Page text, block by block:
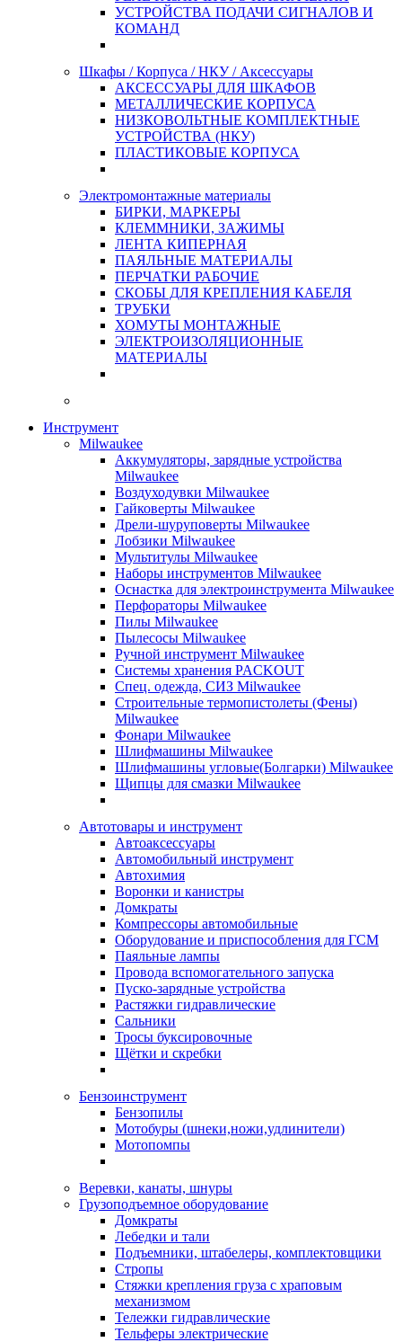
УСТРОЙСТВА ПОДАЧИ СИГНАЛОВ И
КОМАНД
Шкафы / Корпуса / НКУ / Аксессуары
АКСЕССУАРЫ ДЛЯ ШКАФОВ
МЕТАЛЛИЧЕСКИЕ КОРПУСА
НИЗКОВОЛЬТНЫЕ КОМПЛЕКТНЫЕ
УСТРОЙСТВА (НКУ)
ПЛАСТИКОВЫЕ КОРПУСА
Электромонтажные материалы
БИРКИ, МАРКЕРЫ
КЛЕММНИКИ, ЗАЖИМЫ
ЛЕНТА КИПЕРНАЯ
ПАЯЛЬНЫЕ МАТЕРИАЛЫ
ПЕРЧАТКИ РАБОЧИЕ
СКОБЫ ДЛЯ КРЕПЛЕНИЯ КАБЕЛЯ
ТРУБКИ
ХОМУТЫ МОНТАЖНЫЕ
ЭЛЕКТРОИЗОЛЯЦИОННЫЕ
МАТЕРИАЛЫ
Инструмент
Milwaukee
Аккумуляторы, зарядные устройства
Milwaukee
Воздуходувки Milwaukee
Гайковерты Milwaukee
Дрели-шуруповерты Milwaukee
Лобзики Milwaukee
Мультитулы Milwaukee
Наборы инструментов Milwaukee
Оснастка для электроинструмента Milwaukee
Перфораторы Milwaukee
Пилы Milwaukee
Пылесосы Milwaukee
Ручной инструмент Milwaukee
Системы хранения PACKOUT
Спец. одежда, СИЗ Milwaukee
Строительные термопистолеты (Фены)
Milwaukee
Фонари Milwaukee
Шлифмашины Milwaukee
Шлифмашины угловые(Болгарки) Milwaukee
Щипцы для смазки Milwaukee
Автотовары и инструмент
Автоаксессуары
Автомобильный инструмент
Автохимия
Воронки и канистры
Домкраты
Компрессоры автомобильные
Оборудование и приспособления для ГСМ
Паяльные лампы
Провода вспомогательного запуска
Пуско-зарядные устройства
Растяжки гидравлические
Сальники
Тросы буксировочные
Щётки и скребки
Бензоинструмент
Бензопилы
Мотобуры (шнеки,ножи,удлинители)
Мотопомпы
Веревки, канаты, шнуры
Грузоподъемное оборудование
Домкраты
Лебедки и тали
Подъемники, штабелеры, комплектовщики
Стропы
Стяжки крепления груза с храповым
механизмом
Тележки гидравлические
Тельферы электрические